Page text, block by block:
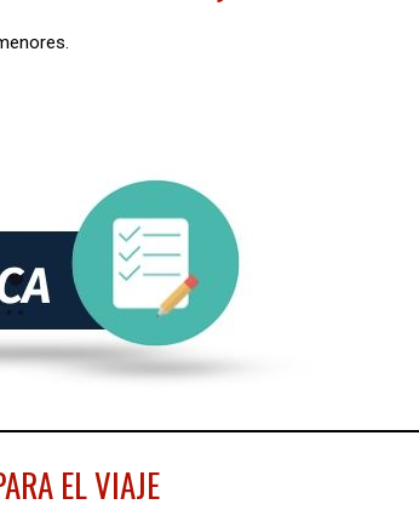
EL VIAJE